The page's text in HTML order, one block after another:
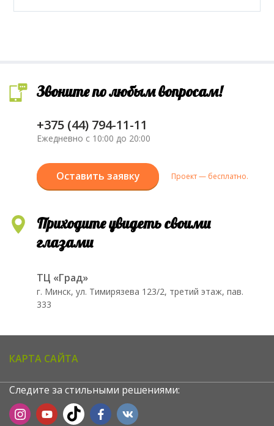
Звоните по любым вопросам!
+375 (44) 794-11-11
Ежедневно с 10:00 до 20:00
Оставить заявку Проект — бесплатно.
Приходите увидеть своими
глазами
ТЦ «Град»
г. Минск, ул. Тимирязева 123/2, третий этаж, пав.
333
КАРТА САЙТА
Следите за стильными решениями: